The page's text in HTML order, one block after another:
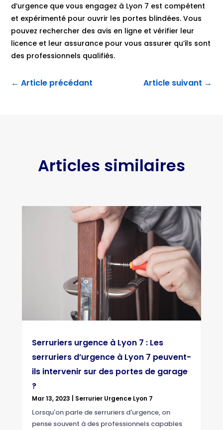
d’urgence que vous engagez à Lyon 7 est compétent
et expérimenté pour ouvrir les portes blindées. Vous
pouvez rechercher des avis en ligne et vérifier leur
licence et leur assurance pour vous assurer qu’ils sont
des professionnels qualifiés.
←Article précédant Article suivant →
Articles similaires
Serruriers urgence à Lyon 7 : Les
serruriers d’urgence à Lyon 7 peuvent-
ils intervenir sur des portes de garage
?
Mar 13, 2023 Serrurier Urgence Lyon 7
Lorsqu'on parle de serruriers d'urgence, on
pense souvent à des professionnels capables